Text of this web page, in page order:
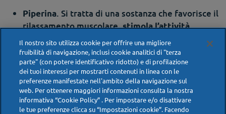
Piperina. Si tratta di una sostanza che favorisce il
rilassamento muscolare,stimola l’attività
intestinale e la digestione
, producendo succhi
gastrici.
Emorroidi infiammate? Occhio
all’azione irritante del pepe
Il nostro sito utilizza cookie per offrire una migliore
fruibilità di navigazione, inclusi cookie analitici di "terza
parte" (con potere identificativo ridotto) e di profilazione
dei tuoi interessi per mostrarti contenuti in linea con le
preferenze manifestate nell'ambito della navigazione sul
web. Per ottenere maggiori informazioni consulta la nostra
informativa “Cookie Policy” . Per impostare e/o disattivare
le tue preferenze clicca su “Impostazioni cookie”. Facendo